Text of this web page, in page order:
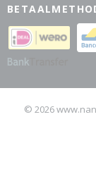
© 2026